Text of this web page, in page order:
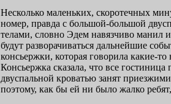
Несколько маленьких, скоротечных
номер, правда с большой-большой
телами, словно Эдем навязчиво манил
будут разворачиваться дальнейшие
консьержки, которая говорила какие-
Консьержка сказала, что все
двуспальной кроватью занят
поэтому, как бы ей ни было жалко